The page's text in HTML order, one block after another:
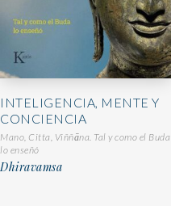
INTELIGENCIA, MENTE Y
CONCIENCIA
Mano, Citta, Viññāna. Tal y como el Buda
lo enseñó
Dhiravamsa